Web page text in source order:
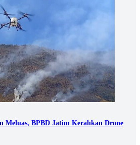
Meluas, BPBD Jatim Kerahkan Drone